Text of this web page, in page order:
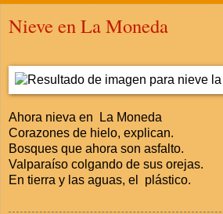
Nieve en La Moneda
Ahora nieva en La Moneda
Corazones de hielo, explican.
Bosques que ahora son asfalto.
Valparaíso colgando de sus orejas.
En tierra y las aguas, el plástico.